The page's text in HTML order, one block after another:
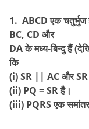
1. ABCD एक
BC, CD और
DA के मध्य-बिन्दु हैं
कि
(i) SR || AC और SR
(ii) PQ = SR है।
(iii) PQRS एक